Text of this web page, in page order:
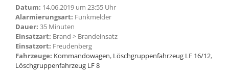
Datum: 14.06.2019 um 23:55 Uhr
Alarmierungsart: Funkmelder
Dauer: 35 Minuten
Einsatzart: Brand > Brandeinsatz
Einsatzort: Freudenberg
Fahrzeuge: Kommandowagen, Löschgruppenfahrzeug LF 16/12,
Löschgruppenfahrzeug LF 8